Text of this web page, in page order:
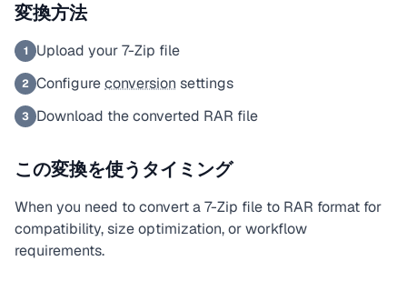
変換方法
1 Upload your 7-Zip file
2 Configureconversion settings
3 Download the converted RAR file
この変換を使うタイミング
When you need to convert a 7-Zip file to RAR format for
compatibility, size optimization, or workflow
requirements.